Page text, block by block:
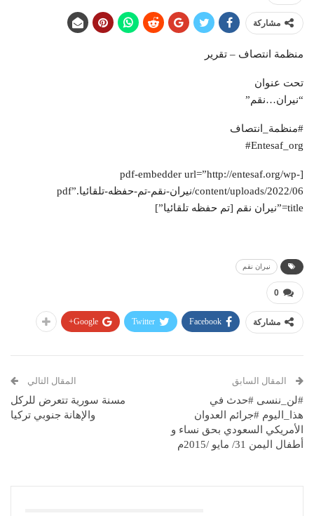
مشاركة
منظمة انتصاف – تقرير
تحت عنوان
“نيران…نقم”
#منظمة_انتصاف
‎#Entesaf_org
[pdf-embedder url=”http://entesaf.org/wp-
content/uploads/2022/06/نيران-نقم-تم-حفظه-تلقائيا.pdf”
title=”نيران نقم [تم حفظه تلقائيا”]
نيران نقم
0
مشاركة Facebook
Twitter
Google+
المقال السابق
#لن_ننسى #حدث في
هذا_اليوم #جرائم العدوان
الأمريكي السعودي بحق نساء و
أطفال اليمن 31/ مايو /2015م
المقال التالي
مسنة سورية تتعرض للركل
والإهانة جنوبي تركيا